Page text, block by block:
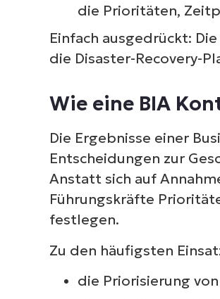
die Prioritäten,
Einfach ausgedrückt:
die Disaster-Recovery-
Wie eine BIA
Die Ergebnisse einer
Entscheidungen zur
Anstatt sich auf
Führungskräfte
festlegen.
Zu den häufigsten
die Priorisierung